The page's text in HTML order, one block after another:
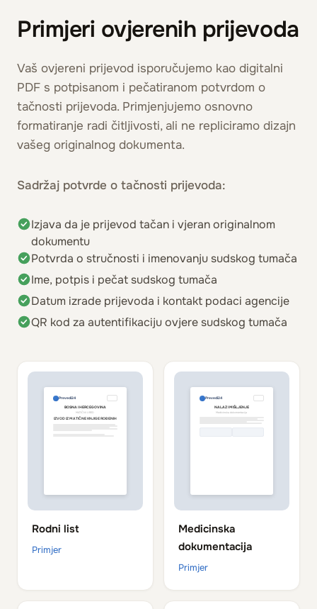
Primjeri ovjerenih prijevoda
Vaš ovjereni prijevod isporučujemo kao digitalni
PDF s potpisanom i pečatiranom potvrdom o
tačnosti prijevoda. Primjenjujemo osnovno
formatiranje radi čitljivosti, ali ne repliciramo dizajn
vašeg originalnog dokumenta.
Sadržaj potvrde o tačnosti prijevoda:
Izjava da je prijevod tačan i vjeran originalnom
dokumentu
Potvrda o stručnosti i imenovanju sudskog tumača
Ime, potpis i pečat sudskog tumača
Datum izrade prijevoda i kontakt podaci agencije
QR kod za autentifikaciju ovjere sudskog tumača
Prevedi24
BOSNA I HERCEGOVINA
MATIČNI URED
IZVOD IZ MATIČNE KNJIGE ROĐENIH
Rodni list
Primjer
Prevedi24
NALAZ I MIŠLJENJE
Medicinska dokumentacija
Medicinska
dokumentacija
Primjer